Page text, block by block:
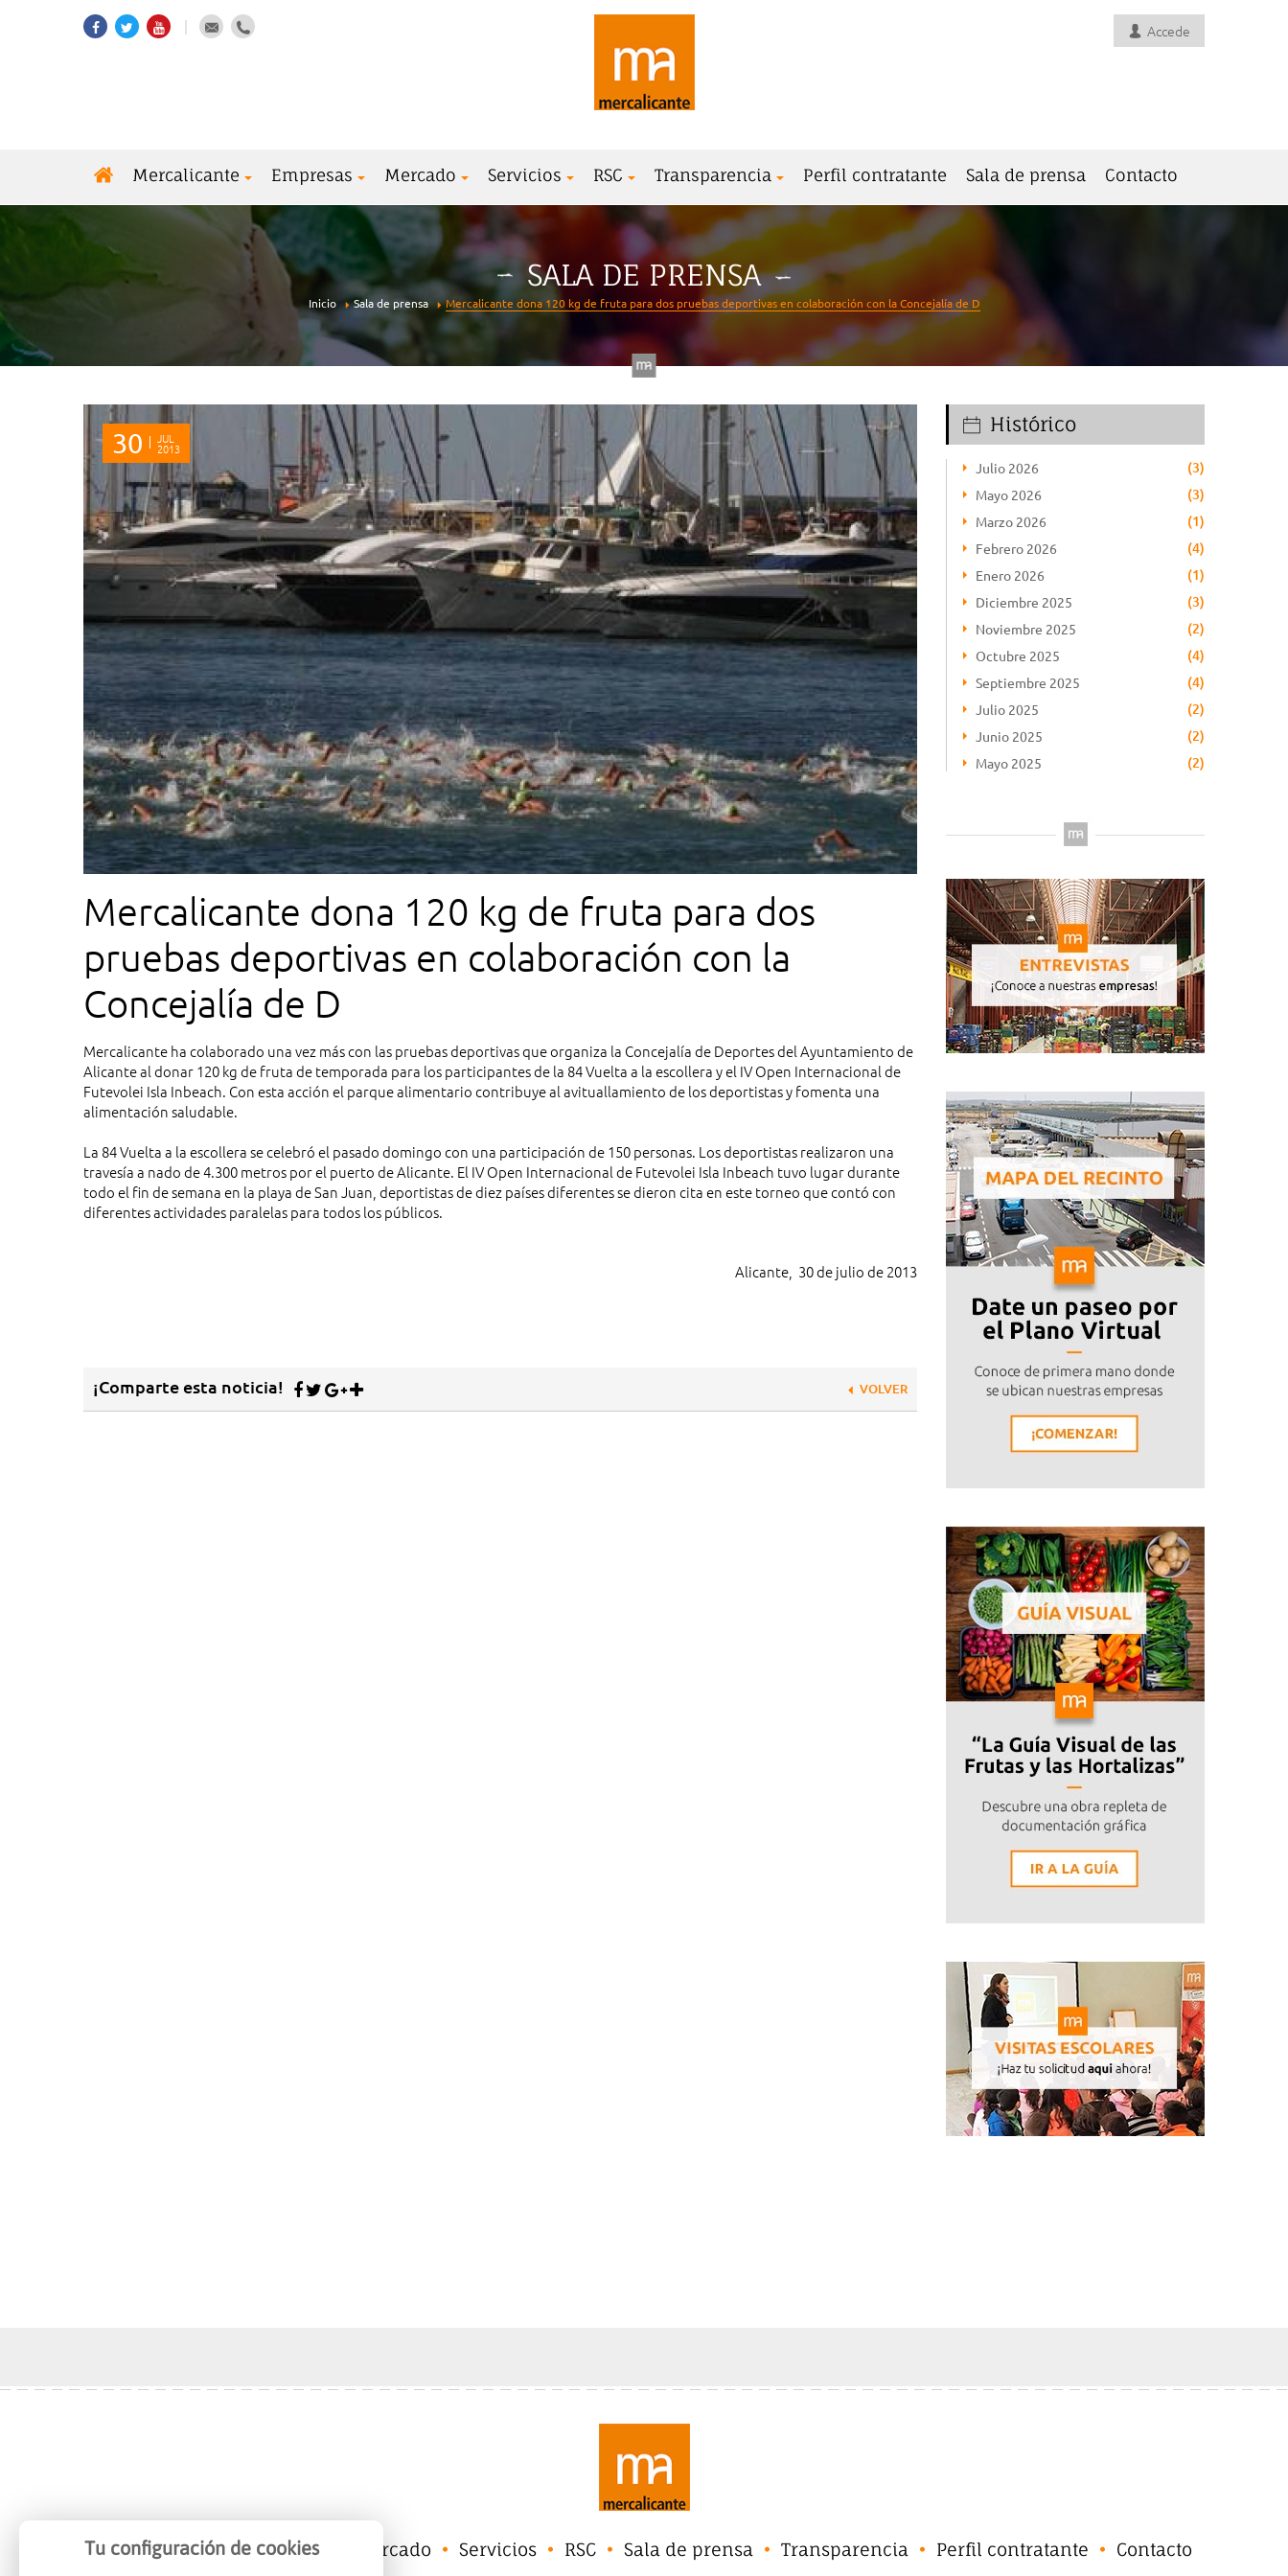
Accede
Mercalicante Empresas Mercado Servicios RSC Transparencia Perfil contratante Sala de prensa Contacto
SALA DE PRENSA
Inicio Sala de prensa Mercalicante dona 120 kg de fruta para dos pruebas deportivas en colaboración con la Concejalía de D
30 JUL
2013
Mercalicante dona 120 kg de fruta para dos
pruebas deportivas en colaboración con la
Concejalía de D
Mercalicante ha colaborado una vez más con las pruebas deportivas que organiza la Concejalía de Deportes del Ayuntamiento de
Alicante al donar 120 kg de fruta de temporada para los participantes de la 84 Vuelta a la escollera y el IV Open Internacional de
Futevolei Isla Inbeach. Con esta acción el parque alimentario contribuye al avituallamiento de los deportistas y fomenta una
alimentación saludable.
La 84 Vuelta a la escollera se celebró el pasado domingo con una participación de 150 personas. Los deportistas realizaron una
travesía a nado de 4.300 metros por el puerto de Alicante. El IV Open Internacional de Futevolei Isla Inbeach tuvo lugar durante
todo el fin de semana en la playa de San Juan, deportistas de diez países diferentes se dieron cita en este torneo que contó con
diferentes actividades paralelas para todos los públicos.
Alicante, 30 de julio de 2013
¡Comparte esta noticia! VOLVER
Histórico
Julio 2026 (3)
Mayo 2026 (3)
Marzo 2026 (1)
Febrero 2026 (4)
Enero 2026 (1)
Diciembre 2025 (3)
Noviembre 2025 (2)
Octubre 2025 (4)
Septiembre 2025 (4)
Julio 2025 (2)
Junio 2025 (2)
Mayo 2025 (2)
Mercalicante Empresas Mercado Servicios RSC Sala de prensa Transparencia Perfil contratante Contacto
Tu configuración de cookies